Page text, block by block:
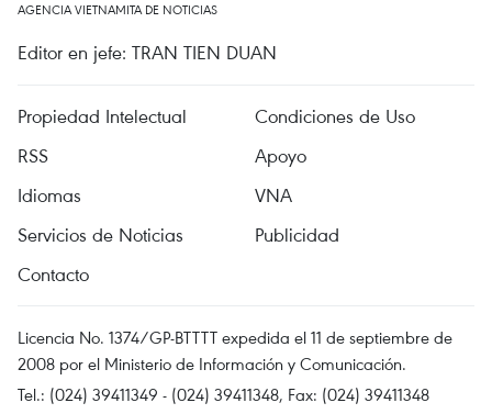
AGENCIA VIETNAMITA DE NOTICIAS
Editor en jefe: TRAN TIEN DUAN
Propiedad Intelectual
Condiciones de Uso
RSS
Apoyo
Idiomas
VNA
Servicios de Noticias
Publicidad
Contacto
Licencia No. 1374/GP-BTTTT expedida el 11 de septiembre de
2008 por el Ministerio de Información y Comunicación.
Tel.: (024) 39411349 - (024) 39411348, Fax: (024) 39411348